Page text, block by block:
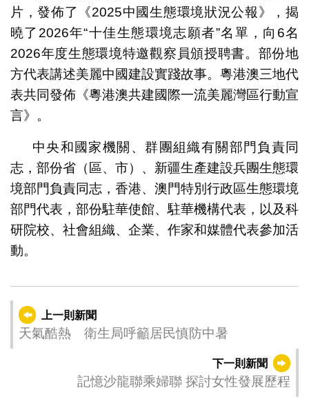
片，發佈了《2025中國生態環境狀況公報》，揭
曉了2026年“十佳生態環境志願者”名單，向6名
2026年度生態環境特邀觀察員頒授聘書。部份地
方代表講述美麗中國建設實踐故事。粵港澳三地代
表共同發佈《粵港澳共建國際一流美麗灣區行動宣
言》。
中央和國家機關、群團組織有關部門負責同
志，部份省（區、市）、新疆生產建設兵團生態環
境部門負責同志，香港、澳門特別行政區生態環境
部門代表，部份駐華使館、駐華機構代表，以及科
研院校、社會組織、企業、作家和媒體代表參加活
動。
上一則新聞
天氣酷熱 衛生局呼籲居民慎防中暑
下一則新聞
記憶沙龍聯乘婦聯 探討女性發展歷程